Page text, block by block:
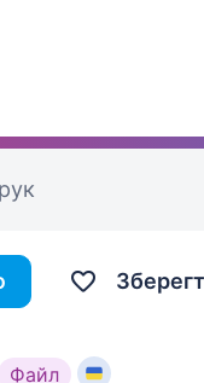
Файл